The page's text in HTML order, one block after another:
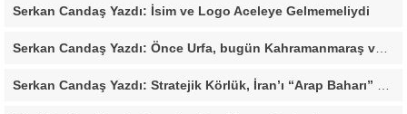
Serkan Candaş Yazdı: İsim ve Logo Aceleye Gelmemeliydi
Serkan Candaş Yazdı: Önce Urfa, bugün Kahramanmaraş ve Mersin, Ya sonra?